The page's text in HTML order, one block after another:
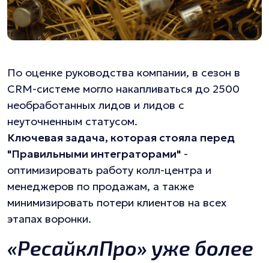
По оценке руководства компании, в сезон в
CRM-системе могло накапливаться до 2500
необработанных лидов и лидов с
неуточненным статусом.
Ключевая задача, которая стояла перед
"Правильными интеграторами" -
оптимизировать работу колл-центра и
менеджеров по продажам, а также
минимизировать потери клиентов на всех
этапах воронки.
«РесайклПро» уже более